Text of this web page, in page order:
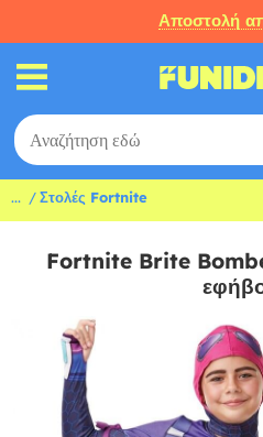
Αποστολή
... Στολές Fortnite
Fortnite Brite